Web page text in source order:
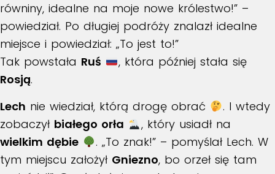
równiny, idealne na moje nowe królestwo!” –
powiedział. Po długiej podróży znalazł idealne
miejsce i powiedział: „To jest to!”
Tak powstała Ruś
, która później stała się
Rosją.
Lech nie wiedział, którą drogę obrać
. I wtedy
zobaczył białego orła
, który usiadł na
wielkim dębie
. „To znak!” – pomyślał Lech. W
tym miejscu założył Gniezno, bo orzeł się tam